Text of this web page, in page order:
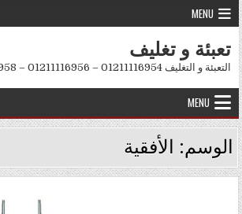
Skip to content
MENU
تعبئة و تغليف
التعبئة و التغليف 01211116954 – 01211116956 – 01211116958
MENU
الوسم: الأفقية